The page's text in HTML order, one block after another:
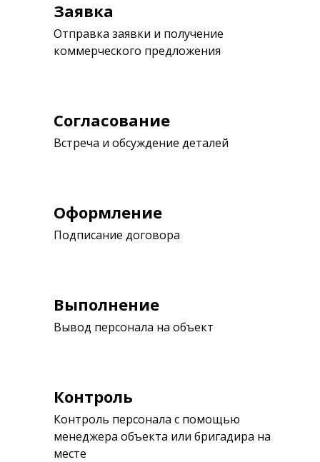
Заявка
Отправка заявки и получение
коммерческого предложения
Согласование
Встреча и обсуждение деталей
Оформление
Подписание договора
Выполнение
Вывод персонала на объект
Контроль
Контроль персонала с помощью
менеджера объекта или бригадира на
месте